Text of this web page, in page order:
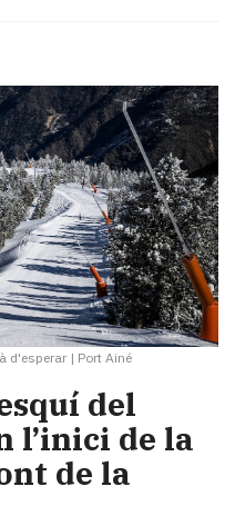
d'esperar | Port Ainé
del
l’inici de la
de la